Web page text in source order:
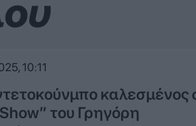
10:11
καλεσμένος
του Γρηγόρη